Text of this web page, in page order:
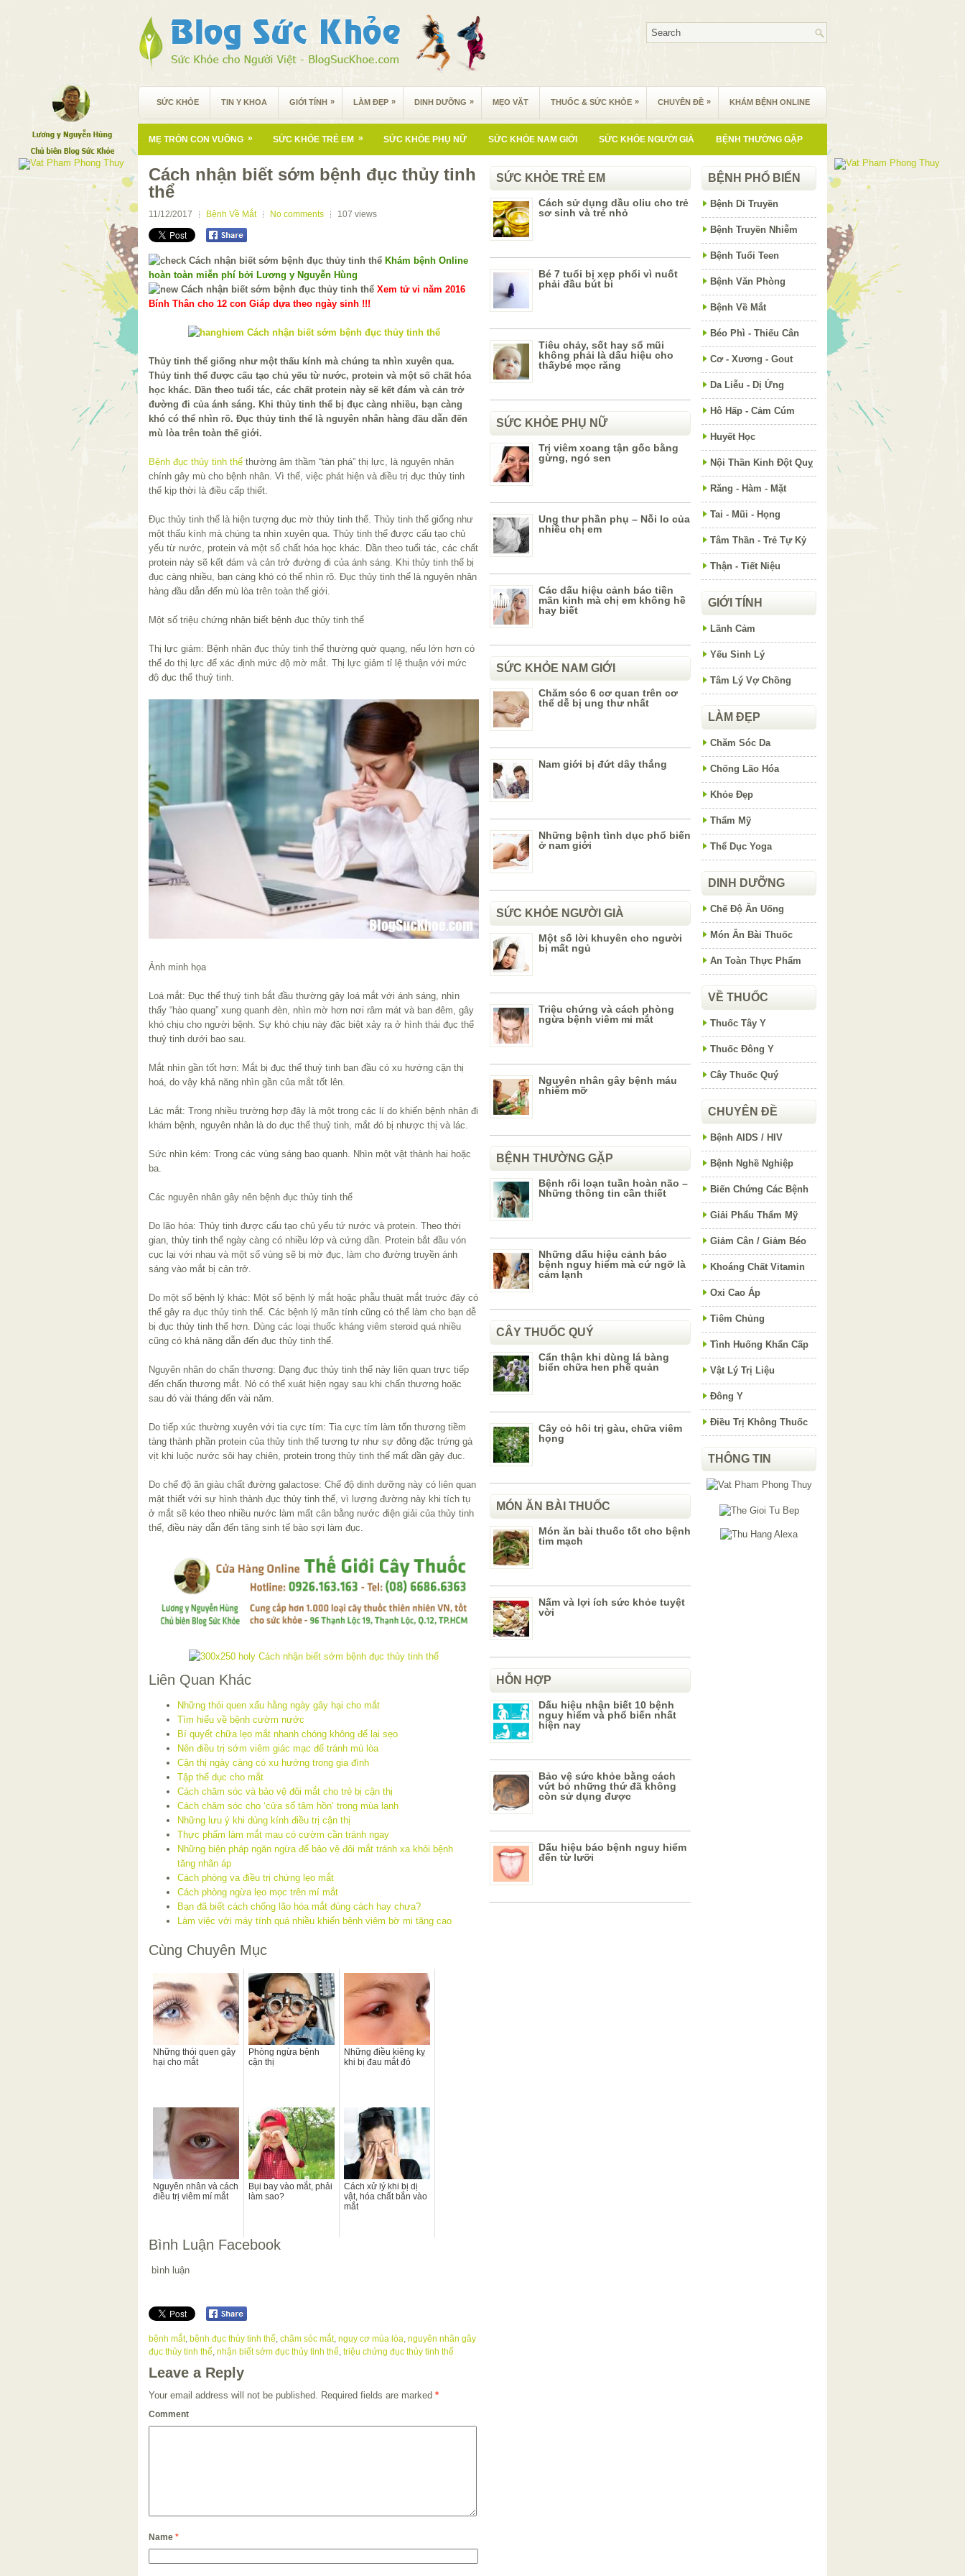
SỨC KHỎE TIN Y KHOA GIỚI TÍNH » LÀM ĐẸP » DINH DƯỠNG » MẸO VẶT THUỐC & SỨC KHỎE » CHUYÊN ĐỀ » KHÁM BỆNH ONLINE
MẸ TRÒN CON VUÔNG » SỨC KHỎE TRẺ EM » SỨC KHỎE PHỤ NỮ SỨC KHỎE NAM GIỚI SỨC KHỎE NGƯỜI GIÀ BỆNH THƯỜNG GẶP
Cách nhận biết sớm bệnh đục thủy tinh
thể
11/12/2017 Bệnh Về Mắt No comments 107 views
Khám bệnh Online
hoàn toàn miễn phí bởi Lương y Nguyễn Hùng
Xem tử vi năm 2016
Bính Thân cho 12 con Giáp dựa theo ngày sinh !!!
Thủy tinh thể giống như một thấu kính mà chúng ta nhìn xuyên qua.
Thủy tinh thể được cấu tạo chủ yếu từ nước, protein và một số chất hóa
học khác. Dần theo tuổi tác, các chất protein này sẽ kết đám và cản trở
đường đi của ánh sáng. Khi thủy tinh thể bị đục càng nhiều, bạn càng
khó có thể nhìn rõ. Đục thủy tinh thể là nguyên nhân hàng đầu dẫn đến
mù lòa trên toàn thế giới.
Bệnh đục thủy tinh thể thường âm thầm “tàn phá” thị lực, là nguyên nhân
chính gây mù cho bệnh nhân. Vì thế, việc phát hiện và điều trị đục thủy tinh
thể kịp thời là điều cấp thiết.
Đục thủy tinh thể là hiện tượng đục mờ thủy tinh thể. Thủy tinh thể giống như
một thấu kính mà chúng ta nhìn xuyên qua. Thủy tinh thể được cấu tạo chủ
yếu từ nước, protein và một số chất hóa học khác. Dần theo tuổi tác, các chất
protein này sẽ kết đám và cản trở đường đi của ánh sáng. Khi thủy tinh thể bị
đục càng nhiều, bạn càng khó có thể nhìn rõ. Đục thủy tinh thể là nguyên nhân
hàng đầu dẫn đến mù lòa trên toàn thế giới.
Một số triệu chứng nhận biết bệnh đục thủy tinh thể
Thị lực giảm: Bệnh nhân đục thủy tinh thể thường quờ quạng, nếu lớn hơn có
thể đo thị lực để xác định mức độ mờ mắt. Thị lực giảm tỉ lệ thuận với mức
độ đục thể thuỷ tinh.
Ảnh minh họa
Loá mắt: Đục thể thuỷ tinh bắt đầu thường gây loá mắt với ánh sáng, nhìn
thấy “hào quang” xung quanh đèn, nhìn mờ hơn nơi râm mát và ban đêm, gây
khó chịu cho người bệnh. Sự khó chịu này đặc biệt xảy ra ở hình thái đục thể
thuỷ tinh dưới bao sau.
Mắt nhìn gần tốt hơn: Mắt bị đục thể thuỷ tinh ban đầu có xu hướng cận thị
hoá, do vậy khả năng nhìn gần của mắt tốt lên.
Lác mắt: Trong nhiều trường hợp đây là một trong các lí do khiến bệnh nhân đi
khám bệnh, nguyên nhân là do đục thể thuỷ tinh, mắt đó bị nhược thị và lác.
Sức nhìn kém: Trong các vùng sáng bao quanh. Nhìn một vật thành hai hoặc
ba.
Các nguyên nhân gây nên bệnh đục thủy tinh thể
Do lão hóa: Thủy tinh được cấu tạo chủ yếu tứ nước và protein. Theo thới
gian, thủy tinh thể ngày càng có nhiều lớp và cứng dần. Protein bắt đầu vón
cục lại với nhau và một số vùng sẽ bị mờ đục, làm cho đường truyền ánh
sáng vào mắt bị cản trở.
Do một số bệnh lý khác: Một số bệnh lý mắt hoặc phẫu thuật mắt truớc đây có
thể gây ra đục thủy tinh thể. Các bệnh lý mãn tính cũng có thể làm cho bạn dễ
bị đục thủy tinh thể hơn. Dùng các loại thuốc kháng viêm steroid quá nhiều
cũng có khả năng dẫn đến đục thủy tinh thể.
Nguyên nhân do chấn thương: Dạng đục thủy tinh thể này liên quan trực tiếp
đến chấn thương mắt. Nó có thể xuát hiện ngay sau khi chấn thương hoặc
sau đó vài tháng đến vài năm.
Do tiếp xúc thường xuyên với tia cực tím: Tia cực tím làm tổn thương tiềm
tàng thành phần protein của thủy tinh thể tương tự như sự đông đặc trứng gà
vịt khi luộc nước sôi hay chiên, protein trong thủy tinh thể mất dần gây đục.
Do chế độ ăn giàu chất đường galactose: Chế độ dinh dưỡng này có liên quan
mật thiết với sự hình thành đục thủy tinh thể, vì lượng đường này khi tích tụ
ở mắt sẽ kéo theo nhiều nước làm mất cân bằng nước điện giải của thủy tinh
thể, điều này dẫn đến tăng sinh tế bào sợi làm đục.
Liên Quan Khác
Những thói quen xấu hằng ngày gây hại cho mắt
Tìm hiểu về bệnh cườm nước
Bí quyết chữa lẹo mắt nhanh chóng không để lại sẹo
Nên điều trị sớm viêm giác mạc để tránh mù lòa
Cận thị ngày càng có xu hướng trong gia đình
Tập thể dục cho mắt
Cách chăm sóc và bảo vệ đôi mắt cho trẻ bị cận thị
Cách chăm sóc cho ‘cửa sổ tâm hồn’ trong mùa lạnh
Những lưu ý khi dùng kính điều trị cận thị
Thực phẩm làm mắt mau có cườm cần tránh ngay
Những biện pháp ngăn ngừa để bảo vệ đôi mắt tránh xa khỏi bệnh
tăng nhãn áp
Cách phòng va điều trị chứng lẹo mắt
Cách phòng ngừa lẹo mọc trên mí mắt
Bạn đã biết cách chống lão hóa mắt đúng cách hay chưa?
Làm việc với máy tính quá nhiều khiến bệnh viêm bờ mi tăng cao
Cùng Chuyên Mục
Những thói quen gây
hại cho mắt
Phòng ngừa bệnh
cận thị
Những điều kiêng kỵ
khi bị đau mắt đỏ
Nguyên nhân và cách
điều trị viêm mí mắt
Bụi bay vào mắt, phải
làm sao?
Cách xử lý khi bị dị
vật, hóa chất bắn vào
mắt
Bình Luận Facebook
bình luận
bệnh mắt, bệnh đục thủy tinh thể chăm sóc mắt, nguy cơ mùa lòa nguyên nhân gây
đục thủy tinh thể nhận biết sớm đục thủy tinh thể triệu chứng đục thủy tinh thể
Leave a Reply
Your email address will not be published. Required fields are marked *
Comment
Name *
SỨC KHỎE TRẺ EM
Cách sử dụng dầu oliu cho trẻ
sơ sinh và trẻ nhỏ
Bé 7 tuổi bị xẹp phổi vì nuốt
phải đầu bút bi
Tiêu chảy, sốt hay sổ mũi
không phải là dấu hiệu cho
thấybé mọc răng
SỨC KHỎE PHỤ NỮ
Trị viêm xoang tận gốc bằng
gừng, ngó sen
Ung thư phần phụ – Nỗi lo của
nhiều chị em
Các dấu hiệu cảnh báo tiền
mãn kinh mà chị em không hề
hay biết
SỨC KHỎE NAM GIỚI
Chăm sóc 6 cơ quan trên cơ
thể dễ bị ung thư nhất
Nam giới bị đứt dây thắng
Những bệnh tình dục phổ biến
ở nam giới
SỨC KHỎE NGƯỜI GIÀ
Một số lời khuyên cho người
bị mất ngủ
Triệu chứng và cách phòng
ngừa bệnh viêm mi mắt
Nguyên nhân gây bệnh máu
nhiễm mỡ
BỆNH THƯỜNG GẶP
Bệnh rối loạn tuần hoàn não –
Những thông tin cần thiết
Những dấu hiệu cảnh báo
bệnh nguy hiểm mà cứ ngỡ là
cảm lạnh
CÂY THUỐC QUÝ
Cẩn thận khi dùng lá bàng
biển chữa hen phế quản
Cây cỏ hôi trị gàu, chữa viêm
họng
MÓN ĂN BÀI THUỐC
Món ăn bài thuốc tốt cho bệnh
tim mạch
Nấm và lợi ích sức khỏe tuyệt
vời
HỖN HỢP
Dấu hiệu nhận biết 10 bệnh
nguy hiểm và phổ biến nhất
hiện nay
Bảo vệ sức khỏe bằng cách
vứt bỏ những thứ đã không
còn sử dụng được
Dấu hiệu báo bệnh nguy hiểm
đến từ lưỡi
BỆNH PHỔ BIẾN
Bệnh Di Truyền
Bệnh Truyền Nhiễm
Bệnh Tuổi Teen
Bệnh Văn Phòng
Bệnh Về Mắt
Béo Phì - Thiếu Cân
Cơ - Xương - Gout
Da Liễu - Dị Ứng
Hô Hấp - Cảm Cúm
Huyết Học
Nội Thần Kinh Đột Quỵ
Răng - Hàm - Mặt
Tai - Mũi - Họng
Tâm Thần - Trẻ Tự Kỷ
Thận - Tiết Niệu
GIỚI TÍNH
Lãnh Cảm
Yếu Sinh Lý
Tâm Lý Vợ Chồng
LÀM ĐẸP
Chăm Sóc Da
Chống Lão Hóa
Khỏe Đẹp
Thẩm Mỹ
Thể Dục Yoga
DINH DƯỠNG
Chế Độ Ăn Uống
Món Ăn Bài Thuốc
An Toàn Thực Phẩm
VỀ THUỐC
Thuốc Tây Y
Thuốc Đông Y
Cây Thuốc Quý
CHUYÊN ĐỀ
Bệnh AIDS / HIV
Bệnh Nghề Nghiệp
Biến Chứng Các Bệnh
Giải Phẩu Thẩm Mỹ
Giảm Cân / Giảm Béo
Khoáng Chất Vitamin
Oxi Cao Áp
Tiêm Chủng
Tình Huống Khẩn Cấp
Vật Lý Trị Liệu
Đông Y
Điều Trị Không Thuốc
THÔNG TIN